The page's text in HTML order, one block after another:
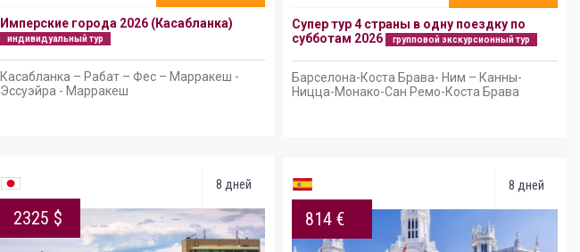
Имперские города 2026 (Касабланка)
индивидуальный тур
Касабланка – Рабат – Фес – Марракеш -
Эссуэйра - Марракеш
8 дней
2325 $
Супер тур 4 страны в одну поездку по
субботам 2026
групповой экскурсионный тур
Барселона-Коста Брава- Ним – Канны-
Ницца-Монако-Сан Ремо-Коста Брава
8 дней
814 €